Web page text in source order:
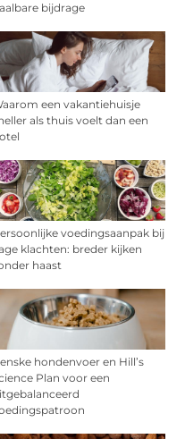
bijdrage
een vakantiehuisje
als thuis voelt dan een
voedingsaanpak bij
klachten: breder kijken
haast
hondenvoer en Hill’s
Plan voor een